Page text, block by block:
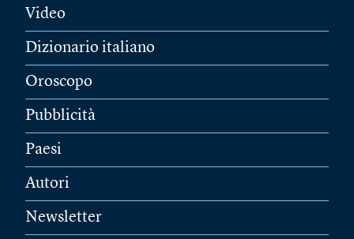
Video
Dizionario italiano
Oroscopo
Pubblicità
Paesi
Autori
Newsletter